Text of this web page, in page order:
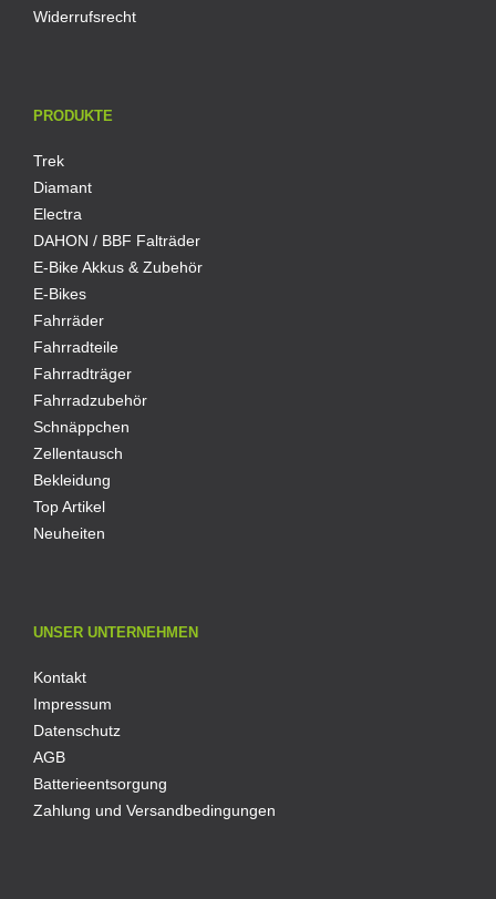
Widerrufsrecht
PRODUKTE
Trek
Diamant
Electra
DAHON / BBF Falträder
E-Bike Akkus & Zubehör
E-Bikes
Fahrräder
Fahrradteile
Fahrradträger
Fahrradzubehör
Schnäppchen
Zellentausch
Bekleidung
Top Artikel
Neuheiten
UNSER UNTERNEHMEN
Kontakt
Impressum
Datenschutz
AGB
Batterieentsorgung
Zahlung und Versandbedingungen